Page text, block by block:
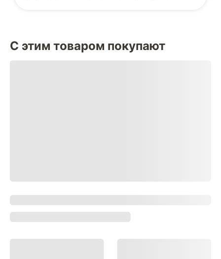
С этим товаром покупают